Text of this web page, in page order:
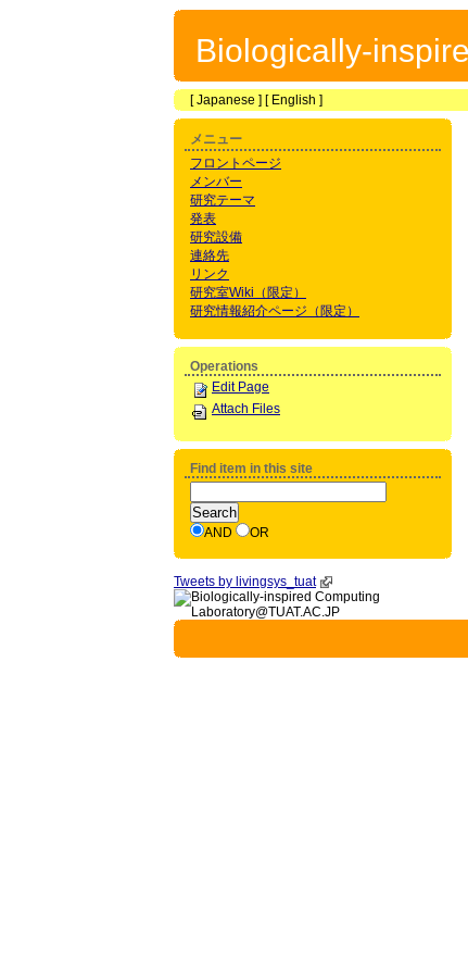
Biologically-
[Japanese ] [ English ]
メニュー
フロントページ
メンバー
研究テーマ
発表
研究設備
連絡先
リンク
研究室Wiki（限定）
研究情報紹介ページ（限定）
Operations
Edit Page
Attach Files
Find item in this site
AND OR
Tweets by livingsys_tuat